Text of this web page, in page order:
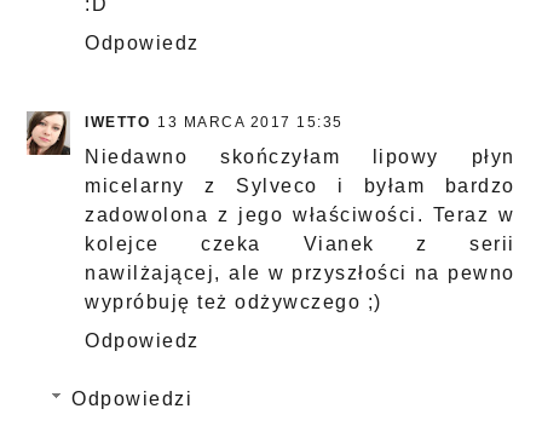
Odpowiedz
IWETTO 13 MARCA 2017 15:35
Niedawno skończyłam lipowy płyn
micelarny z Sylveco i byłam bardzo
zadowolona z jego właściwości. Teraz w
kolejce czeka Vianek z serii
nawilżającej, ale w przyszłości na pewno
wypróbuję też odżywczego ;)
Odpowiedz
Odpowiedzi